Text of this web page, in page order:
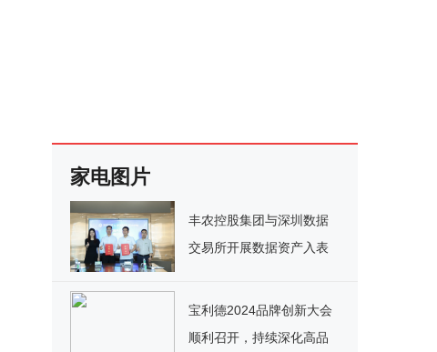
家电图片
丰农控股集团与深圳数据
交易所开展数据资产入表
现代农业应用实践
宝利德2024品牌创新大会
顺利召开，持续深化高品